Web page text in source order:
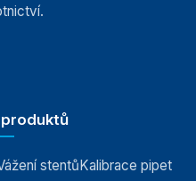
stentůKalibrace pipet